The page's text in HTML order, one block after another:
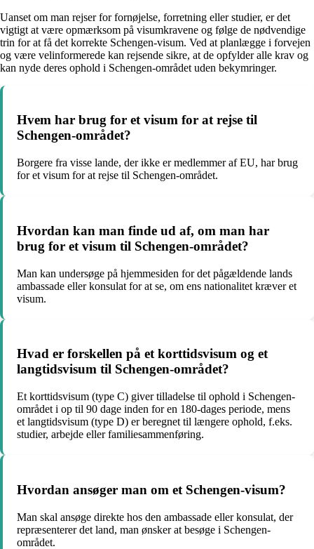
Uanset om man rejser for fornøjelse, forretning eller studier, er det
vigtigt at være opmærksom på visumkravene og følge de nødvendige
trin for at få det korrekte Schengen-visum. Ved at planlægge i forvejen
og være velinformerede kan rejsende sikre, at de opfylder alle krav og
kan nyde deres ophold i Schengen-området uden bekymringer.
Hvem har brug for et visum for at rejse til
Schengen-området?
Borgere fra visse lande, der ikke er medlemmer af EU, har brug
for et visum for at rejse til Schengen-området.
Hvordan kan man finde ud af, om man har
brug for et visum til Schengen-området?
Man kan undersøge på hjemmesiden for det pågældende lands
ambassade eller konsulat for at se, om ens nationalitet kræver et
visum.
Hvad er forskellen på et korttidsvisum og et
langtidsvisum til Schengen-området?
Et korttidsvisum (type C) giver tilladelse til ophold i Schengen-
området i op til 90 dage inden for en 180-dages periode, mens
et langtidsvisum (type D) er beregnet til længere ophold, f.eks.
studier, arbejde eller familiesammenføring.
Hvordan ansøger man om et Schengen-visum?
Man skal ansøge direkte hos den ambassade eller konsulat, der
repræsenterer det land, man ønsker at besøge i Schengen-
området.